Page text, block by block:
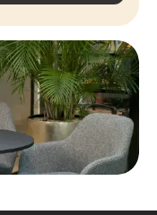
Sie sich für einen
und
Bestellen Sie
und profitieren Sie
und 90 Tagen
helfen wir Ihnen gerne